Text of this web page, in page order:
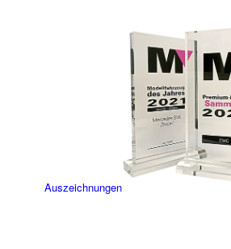
Auszeichnungen